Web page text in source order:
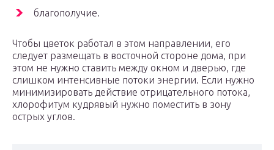
благополучие.
Чтобы цветок работал в этом направлении, его
следует размещать в восточной стороне дома, при
этом не нужно ставить между окном и дверью, где
слишком интенсивные потоки энергии. Если нужно
минимизировать действие отрицательного потока,
хлорофитум кудрявый нужно поместить в зону
острых углов.